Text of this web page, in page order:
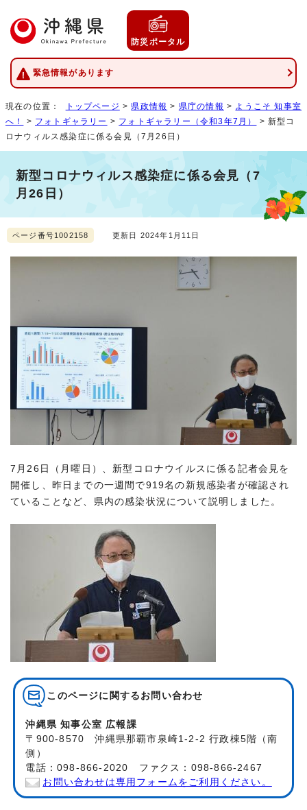
防災ポータル
緊急情報があります
現在の位置： トップページ > 県政情報 > 県庁の情報 > ようこそ 知事室
へ！
> フォトギャラリー > フォトギャラリー（令和3年7月）
> 新型コ
ロナウィルス感染症に係る会見（7月26日）
新型コロナウィルス感染症に係る会見（7
月26日）
ページ番号1002158 更新日 2024年1月11日
7月26日（月曜日）、新型コロナウイルスに係る記者会見を
開催し、昨日までの一週間で919名の新規感染者が確認され
ていることなど、県内の感染状況について説明しました。
このページに関する お問い合わせ
沖縄県 知事公室 広報課
〒900-8570 沖縄県那覇市泉崎1-2-2 行政棟5階（南
側）
電話：098-866-2020 ファクス：098-866-2467
お問い合わせは専用フォームをご利用ください。